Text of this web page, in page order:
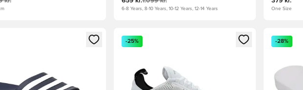
6-8 Years, 8-10 Years, 10-12 Years, 12-14 Years One Size
Modal til at logge ind eller tilmelde dig som medlemÅbner en Modal til at logge ind eller tilmelde dig som
-25%
Åbner
-28%